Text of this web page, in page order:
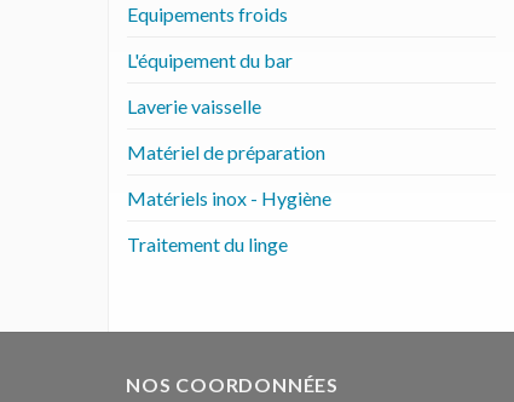
Equipements froids
L'équipement du bar
Laverie vaisselle
Matériel de préparation
Matériels inox - Hygiène
Traitement du linge
NOS COORDONNÉES